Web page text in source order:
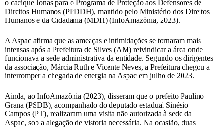
o cacique Jonas para o Programa de Proteção aos Defensores de
Direitos Humanos (PPDDH), mantido pelo Ministério dos Direitos
Humanos e da Cidadania (MDH) (InfoAmazônia, 2023).
A Aspac afirma que as ameaças e intimidações se tornaram mais
intensas após a Prefeitura de Silves (AM) reivindicar a área onde
funcionava a sede administrativa da entidade. Segundo os dirigentes
da associação, Márcia Ruth e Vicente Neves, a Prefeitura chegou a
interromper a chegada de energia na Aspac em julho de 2023.
Ainda, ao InfoAmazônia (2023), disseram que o prefeito Paulino
Grana (PSDB), acompanhado do deputado estadual Sinésio
Campos (PT), realizaram uma visita não autorizada à sede da
Aspac, sob a alegação de vistoria necessária. Na ocasião, duas